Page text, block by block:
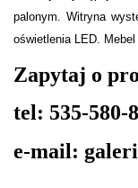
palonym. Witryna
oświetlenia LED.
Zapytaj o
tel: 535-580-
e-mail: